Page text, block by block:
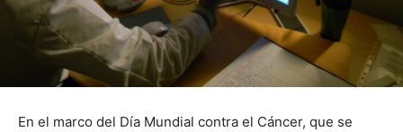
En el marco del Día Mundial contra el Cáncer, que se